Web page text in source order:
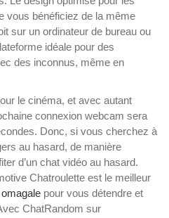
vous bénéficiez de la même
sur un ordinateur de bureau ou
idéale pour des
des inconnus, même en
le cinéma, et avec autant
connexion webcam sera
Donc, si vous cherchez à
au hasard, de manière
d’un chat vidéo au hasard.
Chatroulette est le meilleur
omagale pour vous détendre et
ChatRandom sur